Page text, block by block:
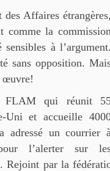
Affaires
comme la
à
sans opposition.
œuvre!
FLAM qui réunit
Uni et accueille
adressé un courrier
l’alerter sur
Rejoint par la